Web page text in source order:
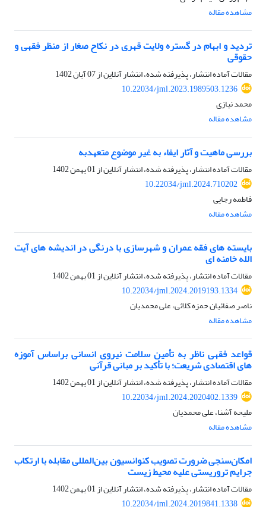
مشاهده مقاله
تردید و ابهام در گستره ولایت قهری در نکاح صغار از منظر فقهی و
حقوقی
مقالات آماده انتشار، پذیرفته شده، انتشار آنلاین از07 آبان 1402
10.22034/jml.2023.1989503.1236
محمد نیازی
مشاهده مقاله
بررسی ماهیت و آثار ایفاء به غیر موضوع متعهدبه
مقالات آماده انتشار، پذیرفته شده، انتشار آنلاین از01 بهمن 1402
10.22034/jml.2024.710202
فاطمه رجایی
مشاهده مقاله
بایسته های فقه عمران و شهرسازی با درنگی در اندیشه های آیت
الله خامنه ای
مقالات آماده انتشار، پذیرفته شده، انتشار آنلاین از01 بهمن 1402
10.22034/jml.2024.2019193.1334
ناصر صفائیان حمزه کلائی، علی محمدیان
مشاهده مقاله
قواعد فقهی ناظر به تأمین سلامت نیروی انسانی براساس آموزه
های اقتصادی شریعت؛ با تأکید بر مبانی قرآنی
مقالات آماده انتشار، پذیرفته شده، انتشار آنلاین از01 بهمن 1402
10.22034/jml.2024.2020402.1339
ملیحه آشنا، علی محمدیان
مشاهده مقاله
امکان‌سنجی ضرورت تصویب کنوانسیون بین‌المللی مقابله با ارتکاب
جرایم تروریستی علیه محیط زیست
مقالات آماده انتشار، پذیرفته شده، انتشار آنلاین از01 بهمن 1402